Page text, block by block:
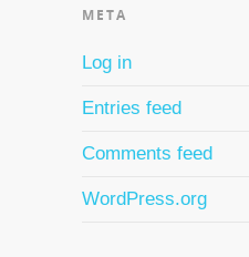
META
Log in
Entries feed
Comments feed
WordPress.org